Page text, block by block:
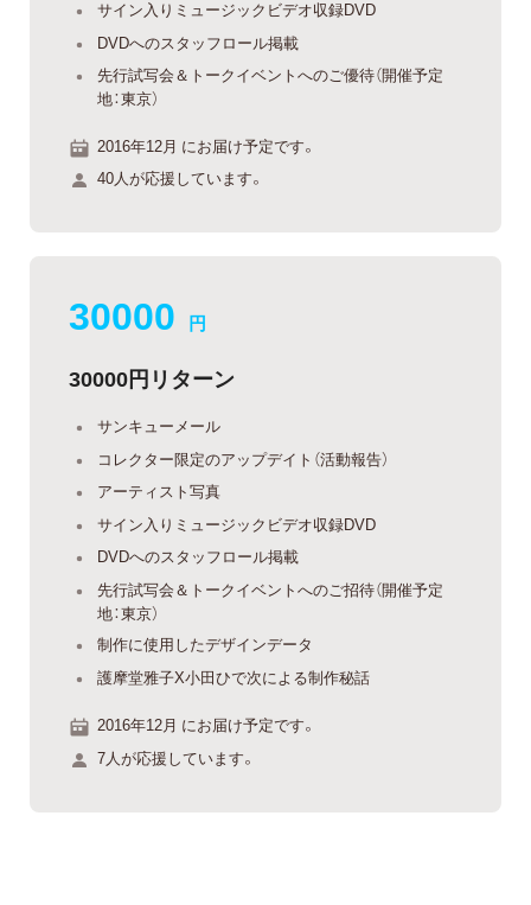
サイン入りミュージックビデオ収録DVD
DVDへのスタッフロール掲載
先行試写会＆トークイベントへのご優待（開催予定
地：東京）
2016年12月 にお届け予定です。
40人が応援しています。
30000 円
30000円リターン
サンキューメール
コレクター限定のアップデイト（活動報告）
アーティスト写真
サイン入りミュージックビデオ収録DVD
DVDへのスタッフロール掲載
先行試写会＆トークイベントへのご招待（開催予定
地：東京）
制作に使用したデザインデータ
護摩堂雅子X小田ひで次による制作秘話
2016年12月 にお届け予定です。
7人が応援しています。